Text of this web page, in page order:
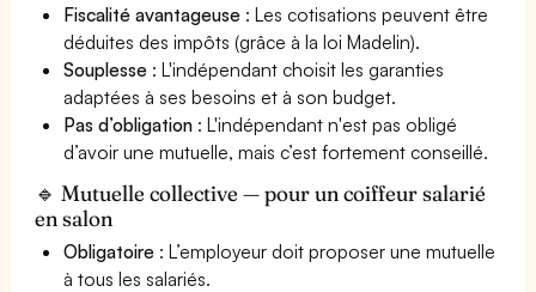
Fiscalité avantageuse : Les cotisations peuvent être
déduites des impôts (grâce à la loi Madelin).
Souplesse : L'indépendant choisit les garanties
adaptées à ses besoins et à son budget.
Pas d’obligation : L'indépendant n'est pas obligé
d’avoir une mutuelle, mais c’est fortement conseillé.
🔹 Mutuelle collective — pour un coiffeur salarié
en salon
Obligatoire : L’employeur doit proposer une mutuelle
à tous les salariés.